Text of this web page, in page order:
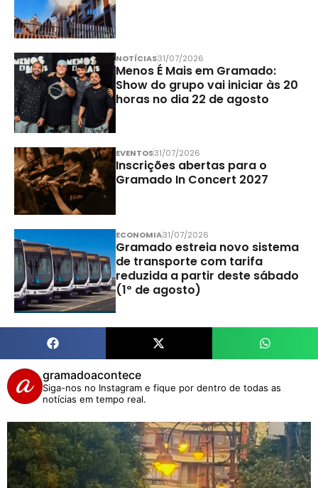
NOTÍCIAS31/07/2026
Menos É Mais em Gramado:
Show do grupo vai iniciar às 20
horas no dia 22 de agosto
EVENTOS31/07/2026
Inscrições abertas para o
Gramado In Concert 2027
ECONOMIA31/07/2026
Gramado estreia novo sistema
de transporte com tarifa
reduzida a partir deste sábado
(1º de agosto)
gramadoacontece
Siga-nos no Instagram e fique por dentro de todas as
notícias em tempo real.